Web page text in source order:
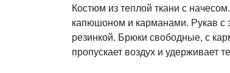
Костюм из теплой ткани с
капюшоном и карманами. Рукав с
резинкой. Брюки свободные, с
пропускает воздух и удерживает